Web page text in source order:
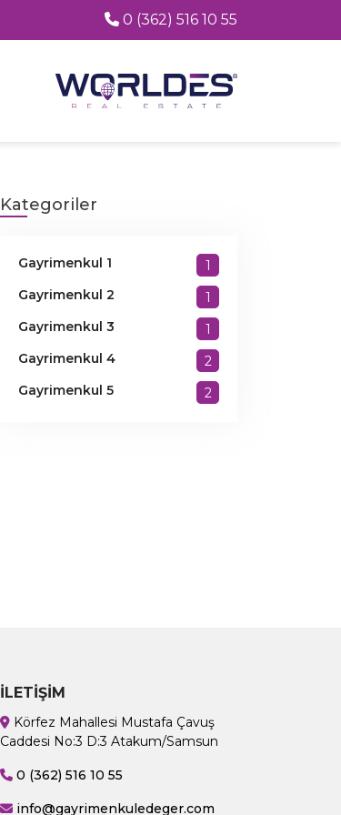
0 (362) 516 10 55
Kategoriler
Gayrimenkul 1
1
Gayrimenkul 2
1
Gayrimenkul 3
1
Gayrimenkul 4
2
Gayrimenkul 5
2
İLETIŞIM
Körfez Mahallesi Mustafa Çavuş
Caddesi No:3 D:3 Atakum/Samsun
0 (362) 516 10 55
info@gayrimenkuledeger.com